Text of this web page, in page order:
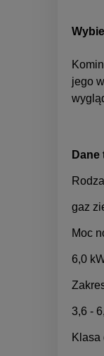
jego
Dane
gaz
Moc
6,0
3,6 -
Klasa